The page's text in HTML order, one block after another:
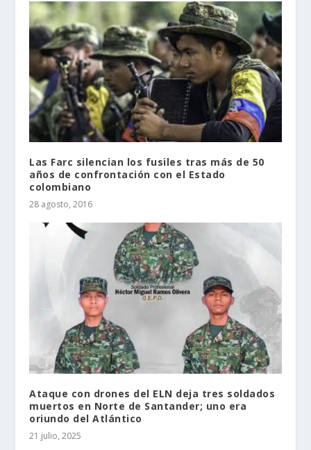
Las Farc silencian los fusiles tras más de 50
años de confrontación con el Estado
colombiano
28 agosto, 2016
Ataque con drones del ELN deja tres soldados
muertos en Norte de Santander; uno era
oriundo del Atlántico
21 julio, 2025